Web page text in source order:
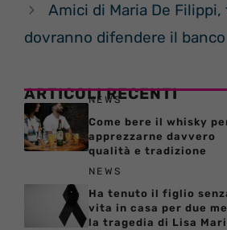
Amici di Maria De
dovranno difendere il banco
ARTICOLI RECENTI
NEWS
Come bere il whisky
apprezzarne davvero
qualità e tradizione
NEWS
Ha tenuto il figlio
vita in casa per due
la tragedia di Lisa